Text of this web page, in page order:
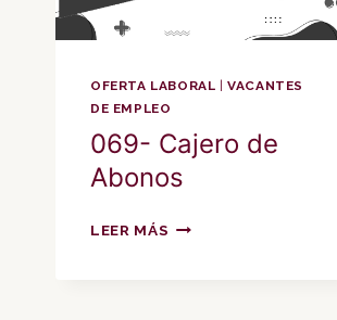
OFERTA LABORAL |VACANTES
DE EMPLEO
069- Cajero de
Abonos
LEER MÁS 069-